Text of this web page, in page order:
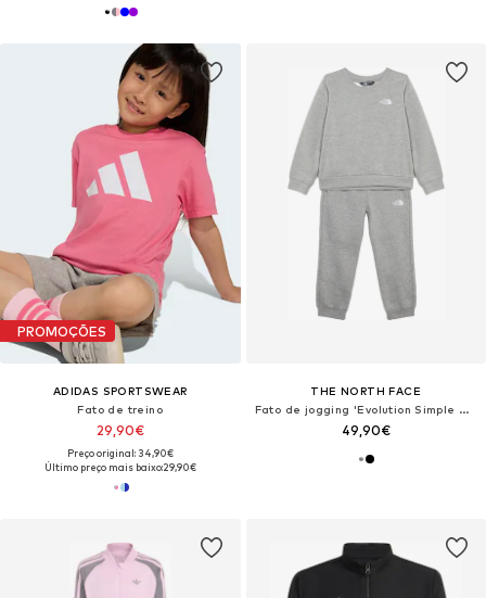
PROMOÇÕES
ADIDAS SPORTSWEAR
Fato de treino
29,90€
Preço original: 34,90€
Último preço mais baixo:29,90€
THE NORTH FACE
Fato de jogging 'Evolution Simple Done'
49,90€